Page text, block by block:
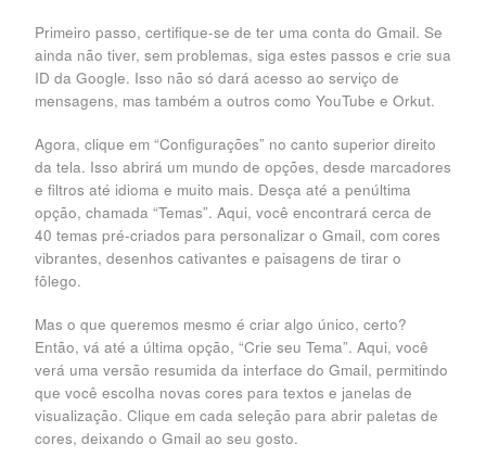
Primeiro passo, certifique-se de ter uma conta do Gmail. Se
ainda não tiver, sem problemas, siga estes passos e crie sua
ID da Google. Isso não só dará acesso ao serviço de
mensagens, mas também a outros como YouTube e Orkut.
Agora, clique em “Configurações” no canto superior direito
da tela. Isso abrirá um mundo de opções, desde marcadores
e filtros até idioma e muito mais. Desça até a penúltima
opção, chamada “Temas”. Aqui, você encontrará cerca de
40 temas pré-criados para personalizar o Gmail, com cores
vibrantes, desenhos cativantes e paisagens de tirar o
fôlego.
Mas o que queremos mesmo é criar algo único, certo?
Então, vá até a última opção, “Crie seu Tema”. Aqui, você
verá uma versão resumida da interface do Gmail, permitindo
que você escolha novas cores para textos e janelas de
visualização. Clique em cada seleção para abrir paletas de
cores, deixando o Gmail ao seu gosto.